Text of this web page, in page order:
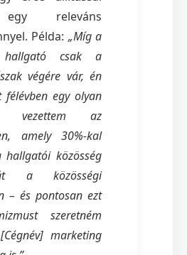
releváns
Példa: „Míg a
hallgató csak a
végére vár, én
félévben egy olyan
vezettem az
amely 30%-kal
hallgatói közösség
a közösségi
– és pontosan ezt
szeretném
marketing